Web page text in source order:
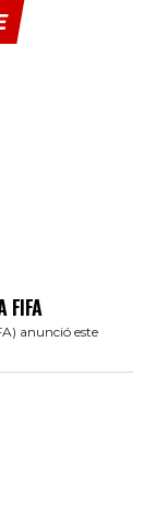
FIFA
anunció este